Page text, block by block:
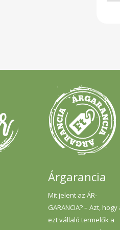
Árgarancia
Mit jelent az ÁR-
GARANCIA? – Azt, hogy
ezt vállaló termelők a